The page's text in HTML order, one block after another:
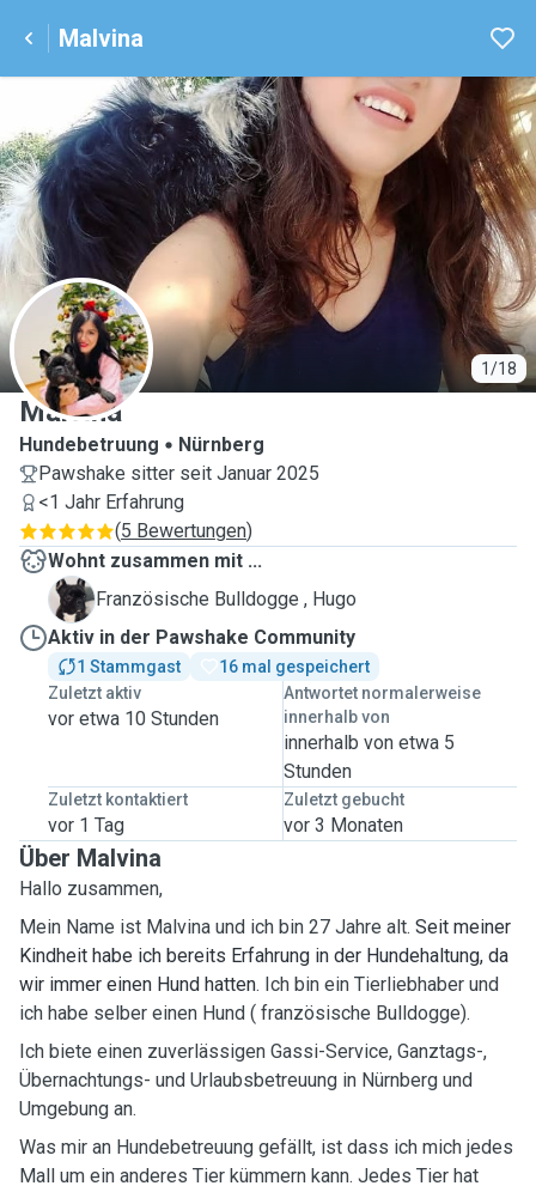
Malvina
1/18
M
Malvina
Hundebetruung
Nürnberg
Pawshake sitter seit Januar 2025
<1 Jahr Erfahrung
(5 Bewertungen)
Wohnt zusammen mit ...
H
Französische Bulldogge , Hugo
Aktiv in der Pawshake Community
1 Stammgast
16 mal gespeichert
Zuletzt aktiv
vor etwa 10 Stunden
Antwortet normalerweise
innerhalb von
innerhalb von etwa 5
Stunden
Zuletzt kontaktiert
vor 1 Tag
Zuletzt gebucht
vor 3 Monaten
Über Malvina
Hallo zusammen,
Mein Name ist Malvina und ich bin 27 Jahre alt. Seit meiner
Kindheit habe ich bereits Erfahrung in der Hundehaltung, da
wir immer einen Hund hatten. Ich bin ein Tierliebhaber und
ich habe selber einen Hund ( französische Bulldogge).
Ich biete einen zuverlässigen Gassi-Service, Ganztags-,
Übernachtungs- und Urlaubsbetreuung in Nürnberg und
Umgebung an.
Was mir an Hundebetreuung gefällt, ist dass ich mich jedes
Mall um ein anderes Tier kümmern kann. Jedes Tier hat